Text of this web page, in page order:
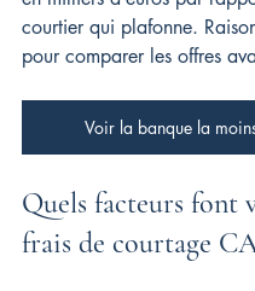
courtier qui plafonne.
pour comparer les offres
Voir la banque la
Quels facteurs font
frais de courtage